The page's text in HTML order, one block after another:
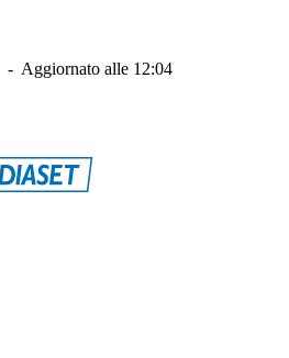
- Aggiornato alle 12:04